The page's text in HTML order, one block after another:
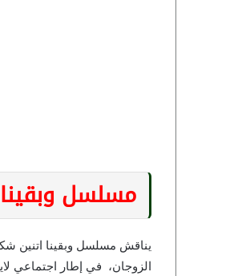
مسلسل
يناقش مسلسل وبقينا اتنين